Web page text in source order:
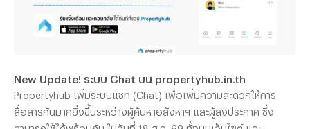
New Update! ระบบ Chat บน propertyhub.in.th
Propertyhub เพิ่มระบบแชท (Chat) เพื่อเพิ่มความสะดวกให้การ
สื่อสารกันมากยิ่งขึ้นระหว่างผู้ค้นหาอสังหาฯ และผู้ลงประกาศ ซึ่ง
สามารถใช้ได้พร้อมกัน ในวันที่ 18 ส.ค. 69 ทั้งบนเว็บไซต์ และ